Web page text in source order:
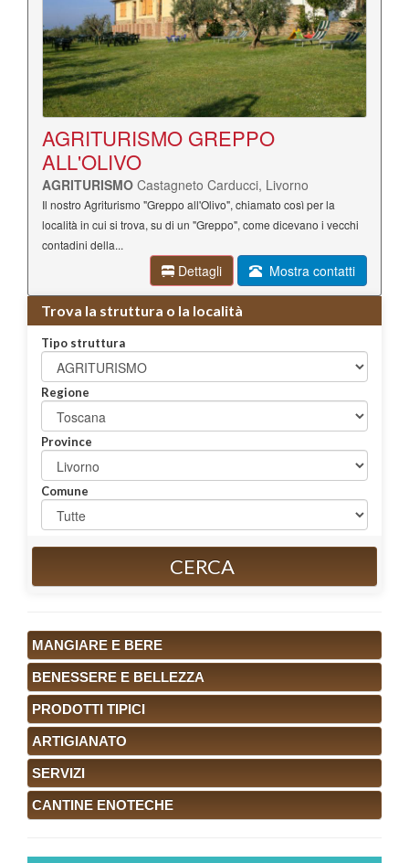
AGRITURISMO GREPPO
ALL'OLIVO
AGRITURISMO Castagneto Carducci, Livorno
Il nostro Agriturismo "Greppo all'Olivo", chiamato così per la
località in cui si trova, su di un "Greppo", come dicevano i vecchi
contadini della...
Dettagli Mostra contatti
Trova la struttura o la località
Tipo struttura
Regione
Province
Comune
CERCA
MANGIARE E BERE
BENESSERE E BELLEZZA
PRODOTTI TIPICI
ARTIGIANATO
SERVIZI
CANTINE ENOTECHE